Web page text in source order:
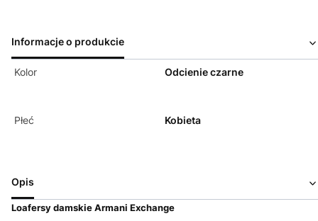
Informacje o produkcie
Kolor Odcienie czarne
Płeć Kobieta
Opis
Loafersy damskie Armani Exchange